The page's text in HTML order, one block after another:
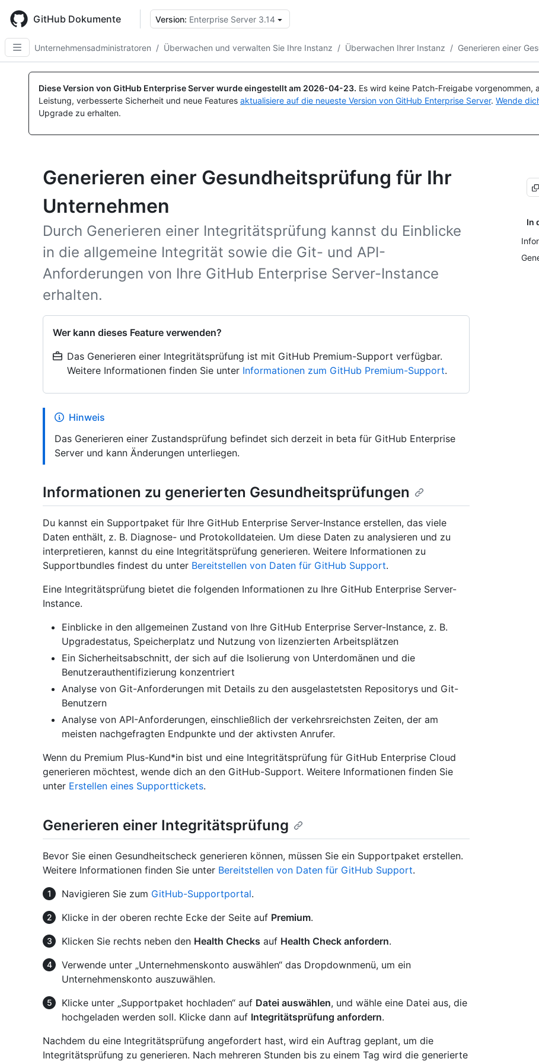
main
content
GitHub Dokumente Version: Enterprise Server 3.14
Unternehmensadministratoren / Überwachen und verwalten Sie Ihre Instanz / Überwachen Ihrer Instanz / Generieren einer
Diese Version von GitHub Enterprise Server wurde eingestellt am 2026-04-23. Es wird keine Patch-Freigabe
Leistung, verbesserte Sicherheit und neue Features aktualisiere auf die neueste Version von GitHub Enterprise Server. Wende
Upgrade zu erhalten.
Generieren einer Gesundheitsprüfung für Ihr
Unternehmen
Durch Generieren einer Integritätsprüfung kannst du Einblicke
in die allgemeine Integrität sowie die Git- und API-
Anforderungen von Ihre GitHub Enterprise Server-Instance
erhalten.
Wer kann dieses Feature verwenden?
Das Generieren einer Integritätsprüfung ist mit GitHub Premium-Support verfügbar.
Weitere Informationen finden Sie unter Informationen zum GitHub Premium-Support.
In
Hinweis
Das Generieren einer Zustandsprüfung befindet sich derzeit in beta für GitHub Enterprise
Server und kann Änderungen unterliegen.
Informationen zu generierten Gesundheitsprüfungen
Du kannst ein Supportpaket für Ihre GitHub Enterprise Server-Instance erstellen, das viele
Daten enthält, z. B. Diagnose- und Protokolldateien. Um diese Daten zu analysieren und zu
interpretieren, kannst du eine Integritätsprüfung generieren. Weitere Informationen zu
Supportbundles findest du unter Bereitstellen von Daten für GitHub Support.
Eine Integritätsprüfung bietet die folgenden Informationen zu Ihre GitHub Enterprise Server-
Instance.
Einblicke in den allgemeinen Zustand von Ihre GitHub Enterprise Server-Instance, z. B.
Upgradestatus, Speicherplatz und Nutzung von lizenzierten Arbeitsplätzen
Ein Sicherheitsabschnitt, der sich auf die Isolierung von Unterdomänen und die
Benutzerauthentifizierung konzentriert
Analyse von Git-Anforderungen mit Details zu den ausgelastetsten Repositorys und Git-
Benutzern
Analyse von API-Anforderungen, einschließlich der verkehrsreichsten Zeiten, der am
meisten nachgefragten Endpunkte und der aktivsten Anrufer.
Wenn du Premium Plus-Kund*in bist und eine Integritätsprüfung für GitHub Enterprise Cloud
generieren möchtest, wende dich an den GitHub-Support. Weitere Informationen finden Sie
unter Erstellen eines Supporttickets.
Generieren einer Integritätsprüfung
Bevor Sie einen Gesundheitscheck generieren können, müssen Sie ein Supportpaket erstellen.
Weitere Informationen finden Sie unter Bereitstellen von Daten für GitHub Support.
Navigieren Sie zum GitHub-Supportportal.
Klicke in der oberen rechte Ecke der Seite auf Premium.
Klicken Sie rechts neben den Health Checks auf Health Check anfordern.
Verwende unter „Unternehmenskonto auswählen“ das Dropdownmenü, um ein
Unternehmenskonto auszuwählen.
Klicke unter „Supportpaket hochladen“ auf Datei auswählen, und wähle eine Datei aus, die
hochgeladen werden soll. Klicke dann auf Integritätsprüfung anfordern.
Nachdem du eine Integritätsprüfung angefordert hast, wird ein Auftrag geplant, um die
Integritätsprüfung zu generieren. Nach mehreren Stunden bis zu einem Tag wird die generierte